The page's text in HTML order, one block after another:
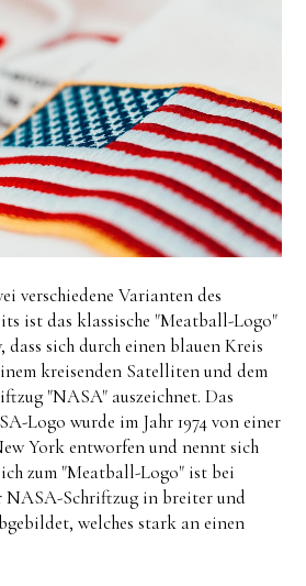
verschiedene Varianten des
ist das klassische "Meatball-Logo"
sich durch einen blauen Kreis
kreisenden Satelliten und dem
"NASA" auszeichnet. Das
Logo wurde im Jahr 1974 von einer
York entworfen und nennt sich
zum "Meatball-Logo" ist bei
NASA-Schriftzug in breiter und
welches stark an einen